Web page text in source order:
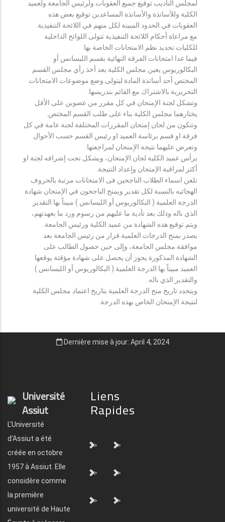
لمجلس التأديب توقيع جميع العقوبات ولرئيس الجامعة ولعميد
الكلية وللأساتذة والأساتذة المساعدين توقيع بعض هذه
العقوبات في الحدود المبينة لكل منهم في اللائحة التنفيذية.
مع مراعاة أحكام اللائحة التنفيذية تتولى اللوائح الداخلية
للكليات تحديد نظم الامتحانات الخاصة بها.
فيما عدا امتحانات الفرقة النهائية بقسم الليسانس أو
البكالوريوس يعين مجلس الكلية بعد أخذ رأي مجلس القسم
المختص أحد أساتذة المادة ليتولى وضع موضوعات الامتحانات
التحريرية بالاشتراك مع القائم بتدريسها.
وتشكل لجنة الإمتحان في كل مقرر من عضوين على الأقل
يختارهما مجلس الكلية بناء على طلب القسم المختص.
وتتكون من لجان إمتحان المقررات المختلفة لجنة عامة في كل
فرقة او قسم برئاسة العميد او رئيس القسم حسب الأحوال
وتعرض عليهما نتيجة الإمتحان لمراجعتها.
يرأس عميد الكلية لجان الإمتحان، ويشكل تحت إشرافه لجنة او
أكثر لمراقبة الإمتحان وإعداد النتيجة.
تلعن اسماء الطلاب الناجحين فى الامتحانات مرتبة بالحروف
الهجائيه بالنسبة لكل تقدير ويمنح الناجحون في الإمتحان شهادة
الدرجة العلمية ( البكالوريوس أو الليسانس ) مبيناً بها التقدير
الذي ناله وذلك بعد تأدية ما عليهم من رسوم ورد ما بعهدتهم،
ويتم توقيع هذه الشهادة من عميد الكلية ورئيس الجامعة.
يصدر بمنح الدرجات العلمية قرار من رئيس الجامعة بعد
موافقة مجلس الجامعة، وإلى حين حصول الطالب على
الشهادة المذكورة يجوز أن يحصل على شهادة مؤقتة يوقعها
العميد مبيناً بها الدرجة العلمية ( البكالوريوس أو الليسانس )
والتقدير الذي ناله.
ويتحدد تاريخ منح الدرجة العلمية بتاريخ اعتماد مجلس الكلية
لنتيجة الإمتحان الخاص بهذه الدرجة.
Dernière mise à jour: April 4, 2024
Université
Assiut
L'Université
d'Assiut a été
créée en octobre
1957 à Assiut. Elle
considère comme
la première
université de Haute
Liens
Rapides
"> ">
"> ">
"> ">